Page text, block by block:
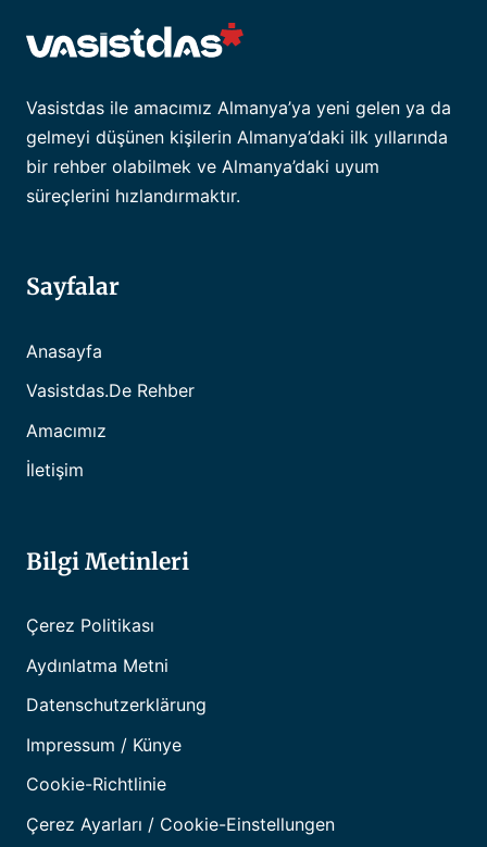
Vasistdas ile amacımız Almanya’ya yeni gelen ya da
gelmeyi düşünen kişilerin Almanya’daki ilk yıllarında
bir rehber olabilmek ve Almanya’daki uyum
süreçlerini hızlandırmaktır.
Sayfalar
Anasayfa
Vasistdas.de Rehber
Amacımız
İletişim
Bilgi Metinleri
Çerez Politikası
Aydınlatma Metni
Datenschutzerklärung
Impressum / Künye
Cookie-Richtlinie
Çerez Ayarları / Cookie-Einstellungen